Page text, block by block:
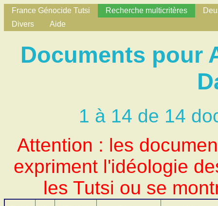
France Génocide Tutsi Recherche multicritères
Divers
Aide
Documents pour
1 à 14 de 14
Attention : les
expriment l'idéologie
les Tutsi ou se